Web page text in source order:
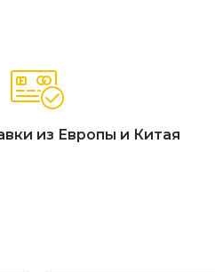
из Европы и Китая